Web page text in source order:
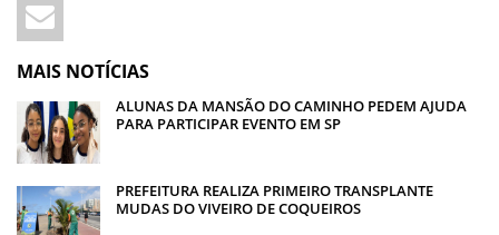
MAIS NOTÍCIAS
ALUNAS DA MANSÃO DO CAMINHO PEDEM AJUDA
PARA PARTICIPAR EVENTO EM SP
PREFEITURA REALIZA PRIMEIRO TRANSPLANTE
MUDAS DO VIVEIRO DE COQUEIROS